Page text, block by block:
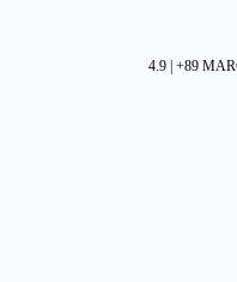
4.9 | +89